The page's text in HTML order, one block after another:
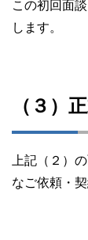
この初回面
します。
（３）
上記（２）
なご依頼・